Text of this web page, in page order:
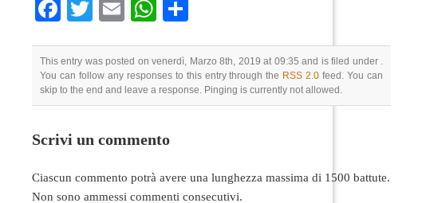
Facebook
TwitterEmailWhatsApp
This entry was posted on venerdì, Marzo 8th, 2019 at 09:35 and is filed under .
You can follow any responses to this entry through the RSS 2.0 feed. You can
skip to the end and leave a response. Pinging is currently not allowed.
Scrivi un commento
Ciascun commento potrà avere una lunghezza massima di 1500 battute.
Non sono ammessi commenti consecutivi.